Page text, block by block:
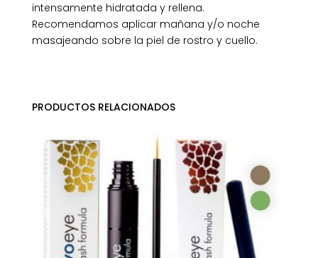
intensamente hidratada y rellena.
Recomendamos aplicar mañana y/o noche
masajeando sobre la piel de rostro y cuello.
PRODUCTOS RELACIONADOS